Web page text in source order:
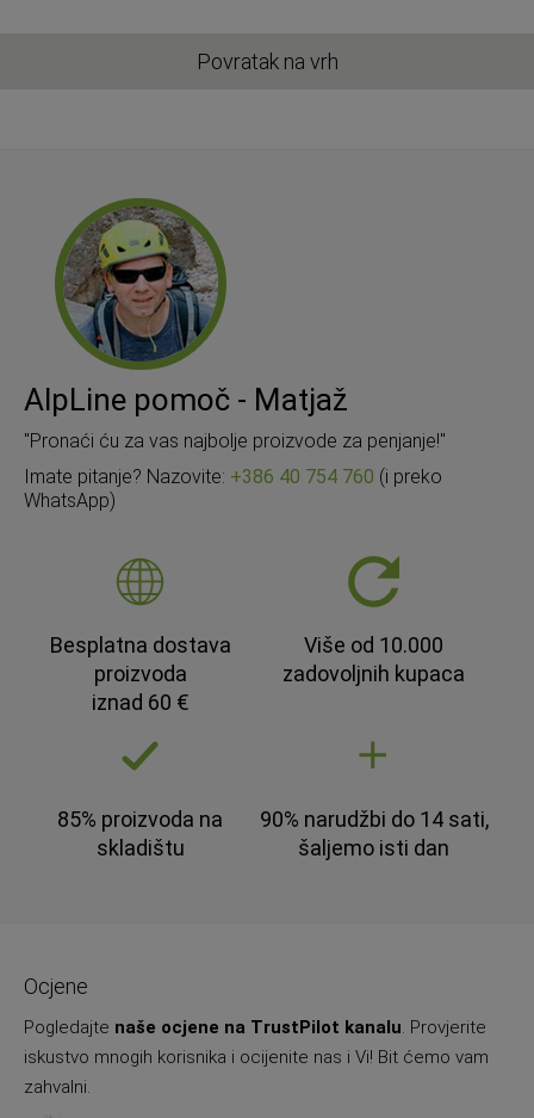
Povratak na vrh
AlpLine pomoč - Matjaž
"Pronaći ću za vas najbolje proizvode za penjanje!"
Imate pitanje? Nazovite: +386 40 754 760 (i preko
WhatsApp)
Besplatna dostava
proizvoda
iznad 60 €
Više od 10.000
zadovoljnih kupaca
85% proizvoda na
skladištu
90% narudžbi do 14 sati,
šaljemo isti dan
Ocjene
Pogledajte naše ocjene na TrustPilot kanalu. Provjerite
iskustvo mnogih korisnika i ocijenite nas i Vi! Bit ćemo vam
zahvalni.